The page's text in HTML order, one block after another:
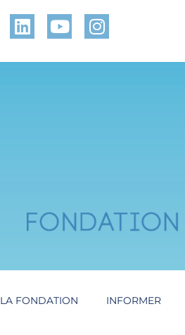
LA FONDATION INFORMER